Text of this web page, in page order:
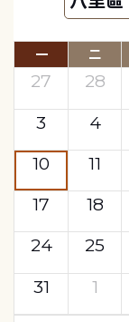
一 二
27 28
3
4
10
11
17
18
24
25
31
1